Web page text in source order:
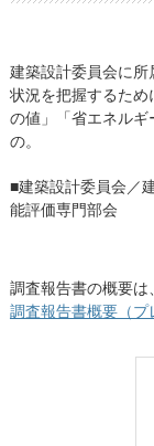
建築設計委員会に
状況を把握するため
の値」「省エネルギ
の。
■建築設計委員会／
能評価専門部会
調査報告書の概要は
調査報告書概要（